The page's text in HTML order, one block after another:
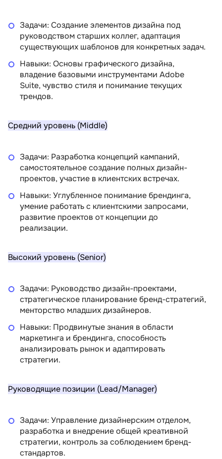
Задачи: Создание элементов дизайна под
руководством старших коллег, адаптация
существующих шаблонов для конкретных задач.
Навыки: Основы графического дизайна,
владение базовыми инструментами Adobe
Suite, чувство стиля и понимание текущих
трендов.
Средний уровень (Middle)
Задачи: Разработка концепций кампаний,
самостоятельное создание полных дизайн-
проектов, участие в клиентских встречах.
Навыки: Углубленное понимание брендинга,
умение работать с клиентскими запросами,
развитие проектов от концепции до
реализации.
Высокий уровень (Senior)
Задачи: Руководство дизайн-проектами,
стратегическое планирование бренд-стратегий,
менторство младших дизайнеров.
Навыки: Продвинутые знания в области
маркетинга и брендинга, способность
анализировать рынок и адаптировать
стратегии.
Руководящие позиции (Lead/Manager)
Задачи: Управление дизайнерским отделом,
разработка и внедрение общей креативной
стратегии, контроль за соблюдением бренд-
стандартов.